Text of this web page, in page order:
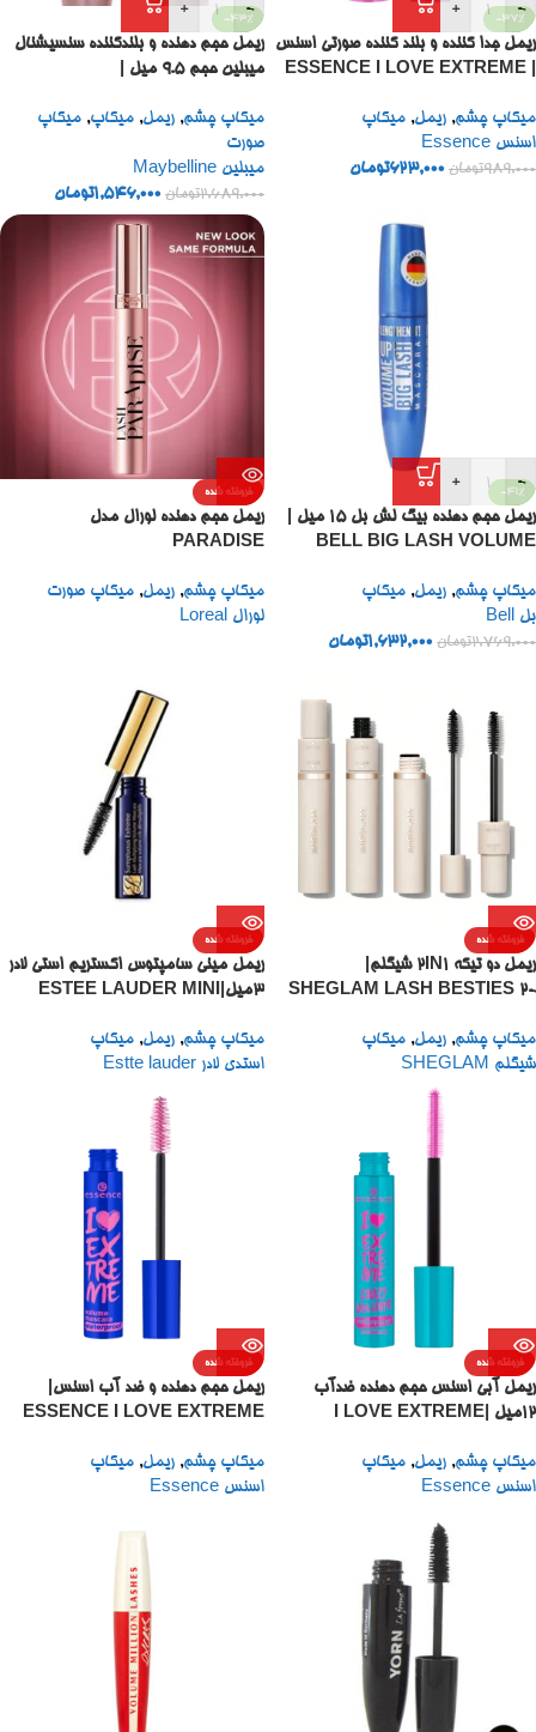
-37%
-
+
ریمل جدا کننده و بلند کننده صورتی اسنس
| ESSENCE I LOVE EXTREME
9ML
میکاپ چشم, ریمل, میکاپ
اسنس Essence
989,000تومان 623,000تومان
-43%
-
+
ریمل حجم دهنده و بلندکننده سنسیشنال
میبلین حجم ۹.۵ میل |
SENSATIONAL MASCARA 9.5
ML
میکاپ چشم, ریمل, میکاپ, میکاپ
صورت
میبلین Maybelline
2,689,000تومان 1,546,000تومان
-41%
-
+
ریمل حجم دهنده بیگ لش بل ۱۵ میل |
BELL BIG LASH VOLUME
میکاپ چشم, ریمل, میکاپ
بل Bell
2,769,000تومان 1,632,000تومان
فروخته شده
ریمل حجم دهنده لورال مدل
PARADISE
میکاپ چشم, ریمل, میکاپ صورت
لورال Loreal
فروخته شده
ریمل دو تیکه 2IN1 شیگلم|
SHEGLAM LASH BESTIES 2-
میکاپ چشم, ریمل, میکاپ
شیگلم SHEGLAM
فروخته شده
ریمل مینی سامپتوس اکستریم استی لادر
۳میل|ESTEE LAUDER MINI
MULTIPLYING VOLUME
MASCARA 3ML
میکاپ چشم, ریمل, میکاپ
استدی لادر Estte lauder
فروخته شده
ریمل آبی اسنس حجم دهنده ضدآب
۱۲میل |I LOVE EXTREME
WATERPROOF MASCARA
12ML
میکاپ چشم, ریمل, میکاپ
اسنس Essence
فروخته شده
ریمل حجم دهنده و ضد آب اسنس|
ESSENCE I LOVE EXTREME
WATERPROOF 12ML
میکاپ چشم, ریمل, میکاپ
اسنس Essence